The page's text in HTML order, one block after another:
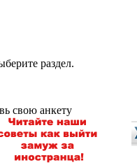
раздел.
свою анкету